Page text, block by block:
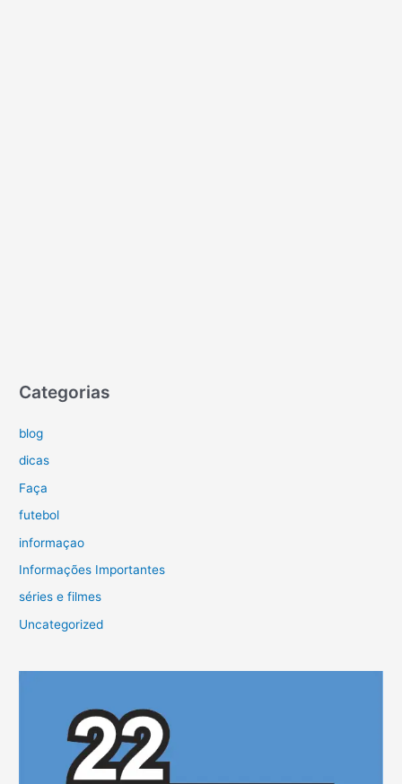
Categorias
blog
dicas
Faça
futebol
informaçao
Informações Importantes
séries e filmes
Uncategorized